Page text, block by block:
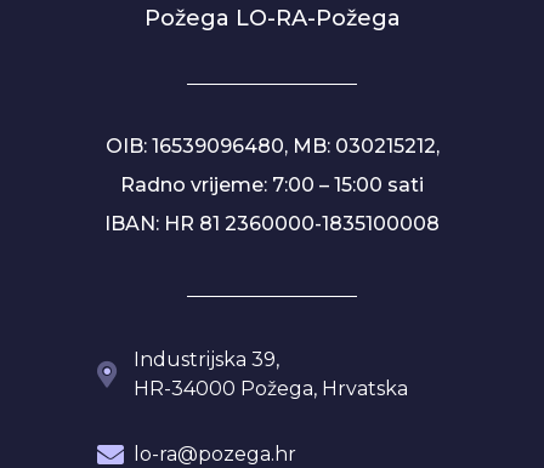
Požega LO-RA-Požega
OIB: 16539096480, MB: 030215212,
Radno vrijeme: 7:00 – 15:00 sati
IBAN: HR 81 2360000-1835100008
Industrijska 39,
HR-34000 Požega, Hrvatska
lo-ra@pozega.hr